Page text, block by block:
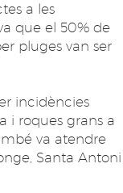
a les
que el 50% de
pluges van ser
incidències
i roques grans a
va atendre
Santa Antoni